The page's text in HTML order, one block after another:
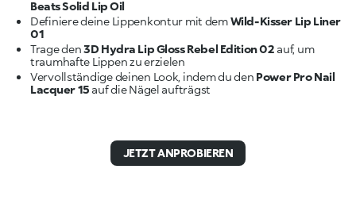
Beats Solid Lip Oil
Definiere deine Lippenkontur mit demWild-Kisser Lip Liner
01
Trage den3D Hydra Lip Gloss Rebel Edition 02 auf, um
Vervollständige deinen Look, indem du den Power Pro Nail
Lacquer 15 auf die Nägel aufträgst
JETZT ANPROBIEREN